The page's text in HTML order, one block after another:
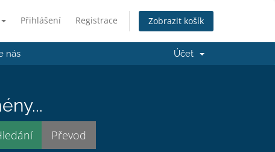
Přihlášení Registrace Zobrazit košík
nás Účet